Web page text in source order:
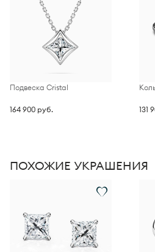
Подвеска Cristal
164 900 руб. 131
ПОХОЖИЕ УКРАШЕНИЯ